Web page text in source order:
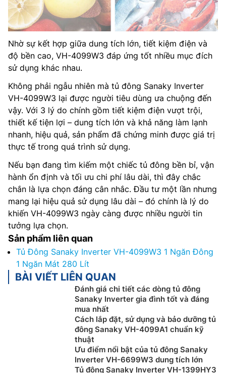
Nhờ sự kết hợp giữa dung tích lớn, tiết kiệm điện và
độ bền cao, VH-4099W3 đáp ứng tốt nhiều mục đích
sử dụng khác nhau.
Không phải ngẫu nhiên mà tủ đông Sanaky Inverter
VH-4099W3 lại được người tiêu dùng ưa chuộng đến
vậy. Với 3 lý do chính gồm tiết kiệm điện vượt trội,
thiết kế tiện lợi – dung tích lớn và khả năng làm lạnh
nhanh, hiệu quả, sản phẩm đã chứng minh được giá trị
thực tế trong quá trình sử dụng.
Nếu bạn đang tìm kiếm một chiếc tủ đông bền bỉ, vận
hành ổn định và tối ưu chi phí lâu dài, thì đây chắc
chắn là lựa chọn đáng cân nhắc. Đầu tư một lần nhưng
mang lại hiệu quả sử dụng lâu dài – đó chính là lý do
khiến VH-4099W3 ngày càng được nhiều người tin
tưởng lựa chọn.
Sản phẩm liên quan
Tủ Đông Sanaky Inverter VH-4099W3 1 Ngăn Đông
1 Ngăn Mát 280 Lít
BÀI VIẾT LIÊN QUAN
Đánh giá chi tiết các dòng tủ đông
Sanaky Inverter gia đình tốt và đáng
mua nhất
Cách lắp đặt, sử dụng và bảo dưỡng tủ
đông Sanaky VH-4099A1 chuẩn kỹ
thuật
Ưu điểm nổi bật của tủ đông Sanaky
Inverter VH-6699W3 dung tích lớn
Tủ đông Sanaky Inverter VH-1399HY3